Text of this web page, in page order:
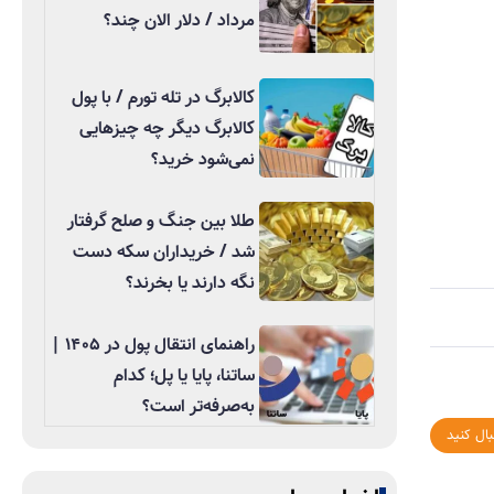
کنید
مرداد / دلار الان چند؟
کالابرگ در تله تورم / با پول
کالابرگ دیگر چه چیزهایی
نمی‌شود خرید؟
طلا بین جنگ و صلح گرفتار
شد / خریداران سکه دست
نگه دارند یا بخرند؟
راهنمای انتقال پول در ۱۴۰۵ |
ساتنا، پایا یا پل؛ کدام
به‌صرفه‌تر است؟